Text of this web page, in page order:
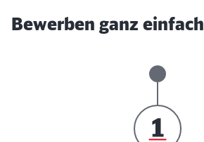
Bewerben ganz einfach